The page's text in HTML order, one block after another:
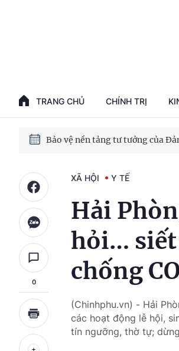
TRANG CHỦ CHÍNH TRỊ
Phát triển kinh tế nhà nước
Phát triển nhà ở cho thuê - Trụ
0
XÃ HỘI Y TẾ
Hải
hỏi… siết
chống
(Chinhphu.vn) - Hải
các hoạt động lễ hội,
tín ngưỡng, thờ tự;